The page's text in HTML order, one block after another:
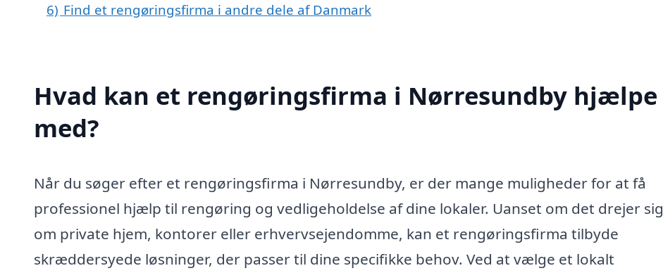
6) Find et rengøringsfirma i andre dele af Danmark
Hvad kan et rengøringsfirma i Nørresundby hjælpe
med?
Når du søger efter et rengøringsfirma i Nørresundby, er der mange muligheder for at få
professionel hjælp til rengøring og vedligeholdelse af dine lokaler. Uanset om det drejer sig
om private hjem, kontorer eller erhvervsejendomme, kan et rengøringsfirma tilbyde
skræddersyede løsninger, der passer til dine specifikke behov. Ved at vælge et lokalt